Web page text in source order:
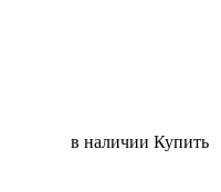
в наличии Купить